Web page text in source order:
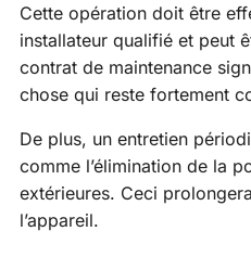
Cette opération doit être
installateur qualifié et peut
contrat de maintenance
chose qui reste fortement
De plus, un entretien
comme l’élimination de la
extérieures. Ceci
l’appareil.